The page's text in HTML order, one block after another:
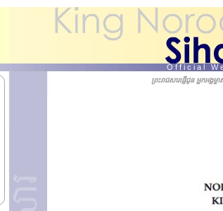
O f f i c i a l W
ព្រះរាជសារផ្ញើជូន អ្នកអង្